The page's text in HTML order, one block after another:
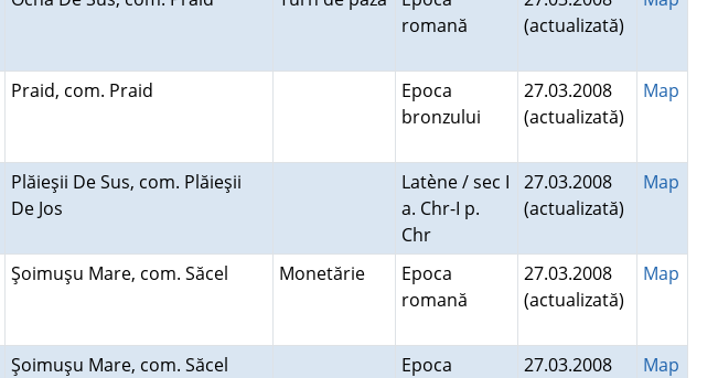
romană
(actualizată)
Praid, com. Praid
Epoca
bronzului
27.03.2008
(actualizată)
Map
Plăieşii De Sus, com. Plăieşii
De Jos
Latène / sec I
a. Chr-I p.
Chr
27.03.2008
(actualizată)
Map
Şoimuşu Mare, com. Săcel Monetărie
Epoca
romană
27.03.2008
(actualizată)
Map
Şoimuşu Mare, com. Săcel
Epoca
27.03.2008
Map